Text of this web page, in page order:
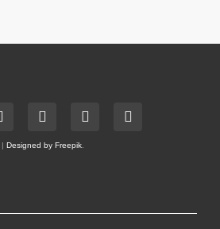
| Designed by Freepik